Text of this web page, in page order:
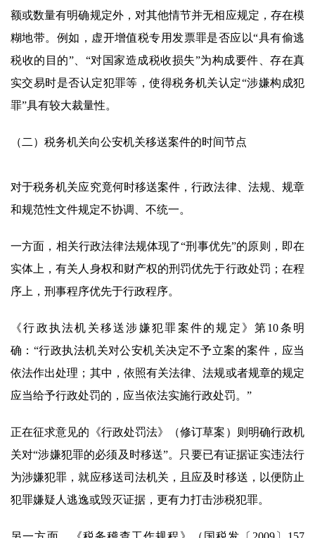
额或数量有明确规定外，对其他情节并无相应规定，存在模
糊地带。例如，虚开增值税专用发票罪是否应以“具有偷逃
税收的目的”、“对国家造成税收损失”为构成要件、存在真
实交易时是否认定犯罪等，使得税务机关认定“涉嫌构成犯
罪”具有较大裁量性。
（二）税务机关向公安机关移送案件的时间节点
对于税务机关应究竟何时移送案件，行政法律、法规、规章
和规范性文件规定不协调、不统一。
一方面，相关行政法律法规体现了“刑事优先”的原则，即在
实体上，有关人身权和财产权的刑罚优先于行政处罚；在程
序上，刑事程序优先于行政程序。
《行政执法机关移送涉嫌犯罪案件的规定》第10条明
确：“行政执法机关对公安机关决定不予立案的案件，应当
依法作出处理；其中，依照有关法律、法规或者规章的规定
应当给予行政处罚的，应当依法实施行政处罚。”
正在征求意见的《行政处罚法》（修订草案）则明确行政机
关对“涉嫌犯罪的必须及时移送”。只要已有证据证实违法行
为涉嫌犯罪，就应移送司法机关，且应及时移送，以便防止
犯罪嫌疑人逃逸或毁灭证据，更有力打击涉税犯罪。